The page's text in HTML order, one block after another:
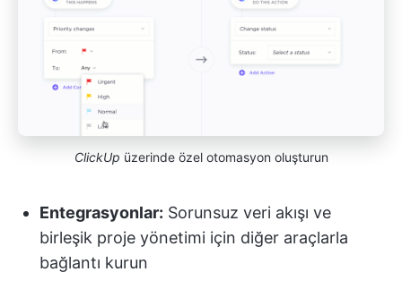
ClickUp üzerinde özel otomasyon oluşturun
Entegrasyonlar: Sorunsuz veri akışı ve
birleşik proje yönetimi için diğer araçlarla
bağlantı kurun